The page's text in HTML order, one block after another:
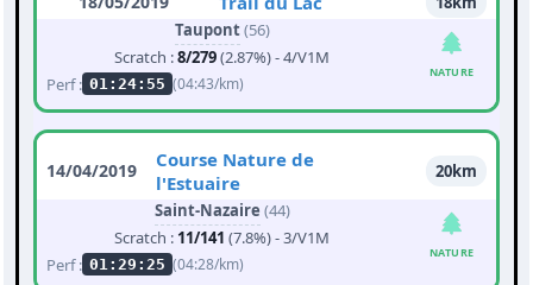
Taupont(56)
Scratch :8/279(2.87%) - 4/V1M
Perf : 01:24:55 (04:43/km)
NATURE
14/04/2019
Course Nature de
l'Estuaire
20km
Saint-Nazaire (44)
Scratch : 11/141 (7.8%) - 3/V1M
Perf : 01:29:25 (04:28/km)
NATURE